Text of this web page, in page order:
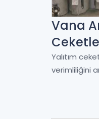
Vana
Yalıtım
verimliliğini